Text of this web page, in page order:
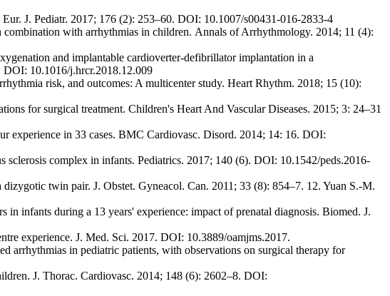
J. Pediatr. 2017; 176 (2): 253–60. DOI: 10.1007/s00431-016-2833-4
with arrhythmias in children. Аnnals of Arrhythmology. 2014; 11 (4):
and implantable cardioverter-defibrillator implantation in a
DOI: 10.1016/j.hrcr.2018.12.009
risk, and outcomes: A multicenter study. Heart Rhythm. 2018; 15 (10):
for surgical treatment. Children's Heart And Vascular Diseases. 2015; 3: 24–31
experience in 33 cases. BMC Cardiovasc. Disord. 2014; 14: 16. DOI:
complex in infants. Pediatrics. 2017; 140 (6). DOI: 10.1542/peds.2016-
twin pair. J. Obstet. Gyneacol. Can. 2011; 33 (8): 854–7. 12. Yuan S.-M.
infants during a 13 years' experience: impact of prenatal diagnosis. Biomed. J.
experience. J. Med. Sci. 2017. DOI: 10.3889/oamjms.2017.
arrhythmias in pediatric patients, with observations on surgical therapy for
J. Thorac. Cardiovasc. 2014; 148 (6): 2602–8. DOI: